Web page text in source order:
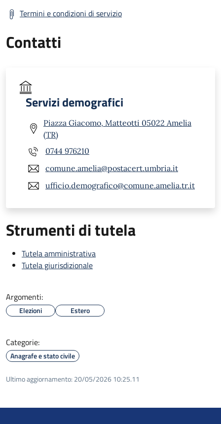
Termini e condizioni di servizio
Contatti
Servizi demografici
Piazza Giacomo, Matteotti 05022 Amelia
(TR)
0744 976210
comune.amelia@postacert.umbria.it
ufficio.demografico@comune.amelia.tr.it
Strumenti di tutela
Tutela amministrativa
Tutela giurisdizionale
Argomenti:
Elezioni Estero
Categorie:
Anagrafe e stato civile
Ultimo aggiornamento: 20/05/2026 10:25.11